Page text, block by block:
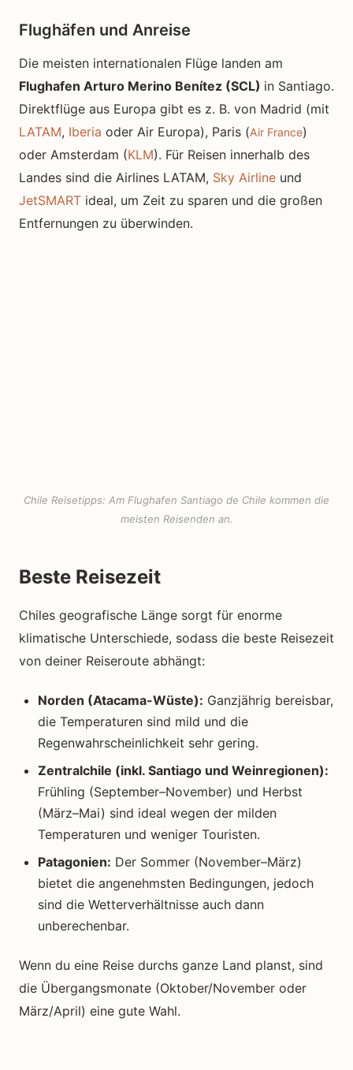
Flughäfen und Anreise
Die meisten internationalen Flüge landen am
Flughafen Arturo Merino Benítez (SCL) in Santiago.
Direktflüge aus Europa gibt es z. B. von Madrid (mit
LATAM, Iberia oder Air Europa), Paris (Air France)
oder Amsterdam (KLM). Für Reisen innerhalb des
Landes sind die Airlines LATAM, Sky Airline und
JetSMART ideal, um Zeit zu sparen und die großen
Entfernungen zu überwinden.
Chile Reisetipps: Am Flughafen Santiago de Chile kommen die
meisten Reisenden an.
Beste Reisezeit
Chiles geografische Länge sorgt für enorme
klimatische Unterschiede, sodass die beste Reisezeit
von deiner Reiseroute abhängt:
Norden (Atacama-Wüste): Ganzjährig bereisbar,
die Temperaturen sind mild und die
Regenwahrscheinlichkeit sehr gering.
Zentralchile (inkl. Santiago und Weinregionen):
Frühling (September–November) und Herbst
(März–Mai) sind ideal wegen der milden
Temperaturen und weniger Touristen.
Patagonien: Der Sommer (November–März)
bietet die angenehmsten Bedingungen, jedoch
sind die Wetterverhältnisse auch dann
unberechenbar.
Wenn du eine Reise durchs ganze Land planst, sind
die Übergangsmonate (Oktober/November oder
März/April) eine gute Wahl.